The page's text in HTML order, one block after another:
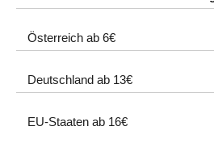
Österreich ab 6€
Deutschland ab 13€
EU-Staaten ab 16€